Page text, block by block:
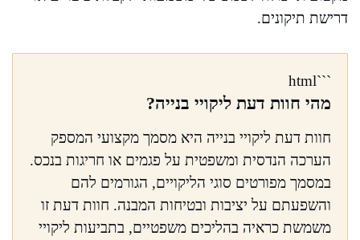
דרישת תיקונים.
```html
מהי חוות דעת ליקויי בנייה?
חוות דעת ליקויי בנייה היא מסמך מקצועי המספק
הערכה הנדסית ומשפטית על פגמים או חריגות בנכס.
במסמך מפורטים סוגי הליקויים, הגורמים להם
והשפעתם על יציבות ובטיחות המבנה. חוות דעת זו
משמשת כראיה בהליכים משפטיים, בתביעות ליקויי